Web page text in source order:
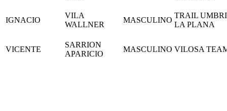
IGNACIO
VILA
WALLNER
MASCULINO
TRAIL
LA PLANA
VICENTE
SARRION
APARICIO
MASCULINO VILOSA